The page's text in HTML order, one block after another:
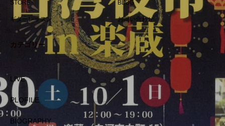
STORE BLOG
ギターレッスン お問い合わせ
カテゴリー
LIVE
PLOFILE
BIOGRAPHY